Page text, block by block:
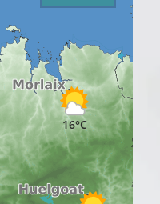
16°C